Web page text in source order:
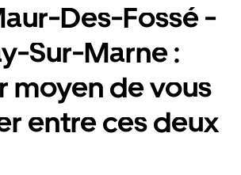
Des-Fossé -
Sur-Marne :
moyen de vous
entre ces deux